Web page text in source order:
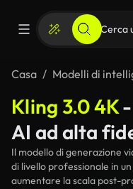
Casa Modelli di
Kling 3.0 4K-
AI ad alta
Il modello di generazione
di livello professionale in
aumentare la scala post-